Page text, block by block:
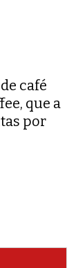
café
que a
por